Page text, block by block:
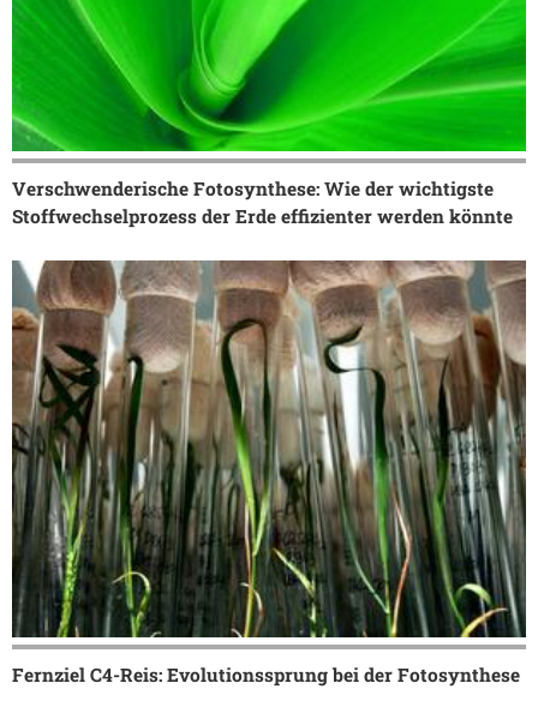
Verschwenderische Fotosynthese: Wie der wichtigste
Stoffwechselprozess der Erde effizienter werden könnte
Fernziel C4-Reis: Evolutionssprung bei der Fotosynthese